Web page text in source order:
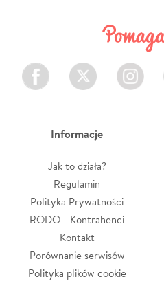
Facebook Twitter Instagram
Informacje
Jak to działa?
Regulamin
Polityka Prywatności
RODO - Kontrahenci
Kontakt
Porównanie serwisów
Polityka plików cookie